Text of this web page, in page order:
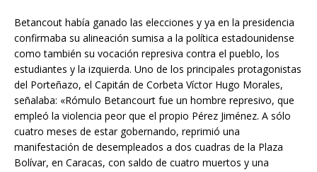
Betancout había ganado las elecciones y ya en la presidencia
confirmaba su alineación sumisa a la política estadounidense
como también su vocación represiva contra el pueblo, los
estudiantes y la izquierda. Uno de los principales protagonistas
del Porteñazo, el Capitán de Corbeta Víctor Hugo Morales,
señalaba: «Rómulo Betancourt fue un hombre represivo, que
empleó la violencia peor que el propio Pérez Jiménez. A sólo
cuatro meses de estar gobernando, reprimió una
manifestación de desempleados a dos cuadras de la Plaza
Bolívar, en Caracas, con saldo de cuatro muertos y una